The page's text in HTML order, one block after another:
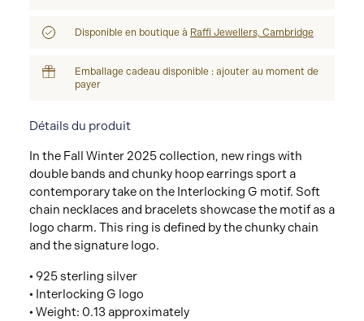
Disponible en boutique à Raffi Jewellers, Cambridge
Emballage cadeau disponible : ajouter au moment de
payer
Détails du produit
In the Fall Winter 2025 collection, new rings with
double bands and chunky hoop earrings sport a
contemporary take on the Interlocking G motif. Soft
chain necklaces and bracelets showcase the motif as a
logo charm. This ring is defined by the chunky chain
and the signature logo.
• 925 sterling silver
• Interlocking G logo
• Weight: 0.13 approximately